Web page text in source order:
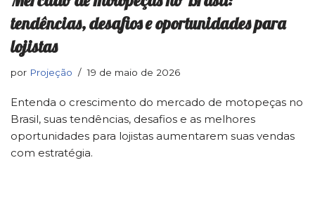
tendências, desafios e oportunidades para
lojistas
por Projeção 19 de maio de 2026
Entenda o crescimento do mercado de motopeças no
Brasil, suas tendências, desafios e as melhores
oportunidades para lojistas aumentarem suas vendas
com estratégia.